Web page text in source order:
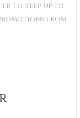
to keep up to
from